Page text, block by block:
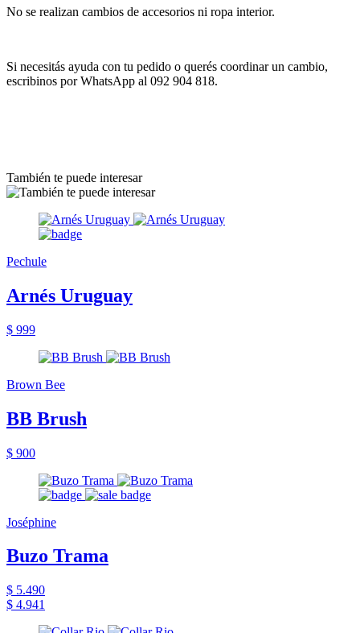
No se realizan cambios de accesorios ni ropa interior.
Si necesitás ayuda con tu pedido o querés coordinar un cambio,
escribinos por WhatsApp al 092 904 818.
También te puede interesar
Pechule
Arnés Uruguay
$ 999
Brown Bee
BB Brush
$ 900
Joséphine
Buzo Trama
$ 5.490
$ 4.941